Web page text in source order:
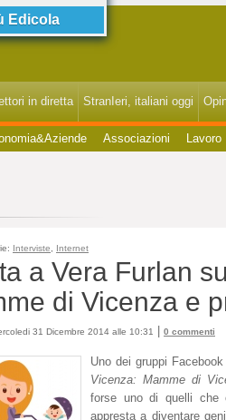
Edicola
in diretta StranIeri, italiani oggi
Associazioni Lavoro
Interviste Internet
a Vera Furlan
di Vicenza e
31 Dicembre 2014 alle 10:31 0 commenti
Uno dei gruppi
Vicenza: Mamme di
forse uno di quelli che
appresta a diventare